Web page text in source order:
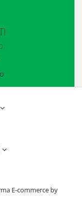
E-commerce by